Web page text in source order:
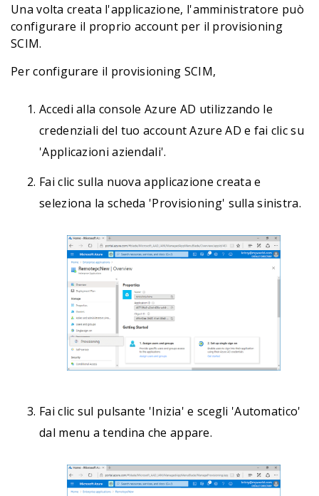
Una volta creata l'applicazione, l'amministratore può
configurare il proprio account per il provisioning
SCIM.
Per configurare il provisioning SCIM,
Accedi alla console Azure AD utilizzando le
credenziali del tuo account Azure AD e fai clic su
'Applicazioni aziendali'.
Fai clic sulla nuova applicazione creata e
seleziona la scheda 'Provisioning' sulla sinistra.
Fai clic sul pulsante 'Inizia' e scegli 'Automatico'
dal menu a tendina che appare.